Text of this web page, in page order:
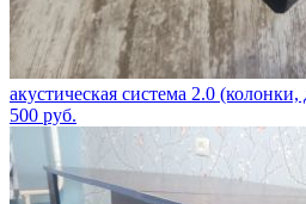
акустическая система 2.0
500 руб.